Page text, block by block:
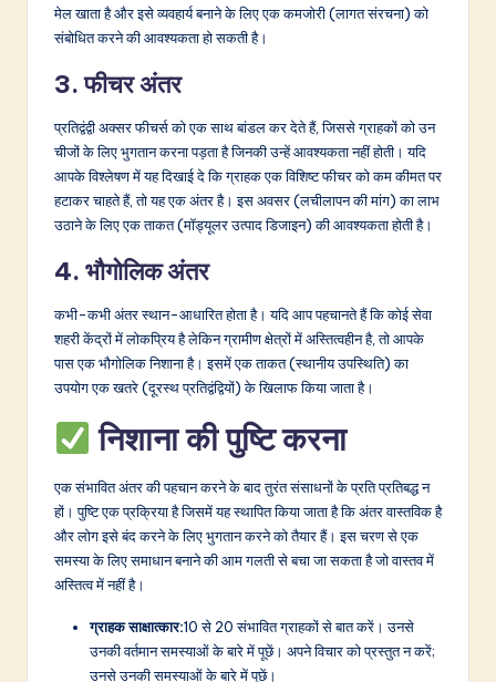
मेल खाता है और इसे व्यवहार्य बनाने के लिए एक कमजोरी (लागत संरचना) को
संबोधित करने की आवश्यकता हो सकती है।
3. फीचर अंतर
प्रतिद्वंद्वी अक्सर फीचर्स को एक साथ बांडल कर देते हैं, जिससे ग्राहकों को उन
चीजों के लिए भुगतान करना पड़ता है जिनकी उन्हें आवश्यकता नहीं होती। यदि
आपके विश्लेषण में यह दिखाई दे कि ग्राहक एक विशिष्ट फीचर को कम कीमत पर
हटाकर चाहते हैं, तो यह एक अंतर है। इस अवसर (लचीलापन की मांग) का लाभ
उठाने के लिए एक ताकत (मॉड्यूलर उत्पाद डिजाइन) की आवश्यकता होती है।
4. भौगोलिक अंतर
कभी-कभी अंतर स्थान-आधारित होता है। यदि आप पहचानते हैं कि कोई सेवा
शहरी केंद्रों में लोकप्रिय है लेकिन ग्रामीण क्षेत्रों में अस्तित्वहीन है, तो आपके
पास एक भौगोलिक निशाना है। इसमें एक ताकत (स्थानीय उपस्थिति) का
उपयोग एक खतरे (दूरस्थ प्रतिद्वंद्वियों) के खिलाफ किया जाता है।
निशाना की पुष्टि करना
एक संभावित अंतर की पहचान करने के बाद तुरंत संसाधनों के प्रति प्रतिबद्ध न
हों। पुष्टि एक प्रक्रिया है जिसमें यह स्थापित किया जाता है कि अंतर वास्तविक है
और लोग इसे बंद करने के लिए भुगतान करने को तैयार हैं। इस चरण से एक
समस्या के लिए समाधान बनाने की आम गलती से बचा जा सकता है जो वास्तव में
अस्तित्व में नहीं है।
ग्राहक साक्षात्कार:10 से 20 संभावित ग्राहकों से बात करें। उनसे
उनकी वर्तमान समस्याओं के बारे में पूछें। अपने विचार को प्रस्तुत न करें;
उनसे उनकी समस्याओं के बारे में पूछें।